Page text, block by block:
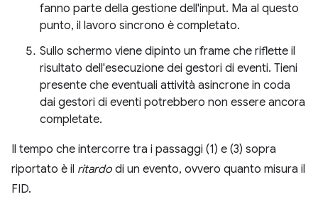
fanno parte della gestione dell'input. Ma al questo
punto, il lavoro sincrono è completato.
Sullo schermo viene dipinto un frame che riflette il
risultato dell'esecuzione dei gestori di eventi. Tieni
presente che eventuali attività asincrone in coda
dai gestori di eventi potrebbero non essere ancora
completate.
Il tempo che intercorre tra i passaggi (1) e (3) sopra
riportato è il ritardo di un evento, ovvero quanto misura il
FID.